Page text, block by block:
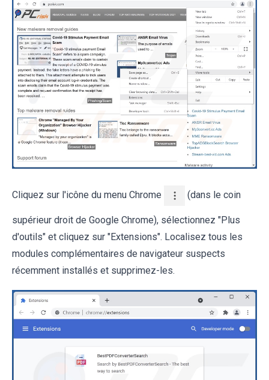
Cliquez sur l'icône du menu Chrome (dans le coin
supérieur droit de Google Chrome), sélectionnez "Plus
d'outils" et cliquez sur "Extensions". Localisez tous les
modules complémentaires de navigateur suspects
récemment installés et supprimez-les.